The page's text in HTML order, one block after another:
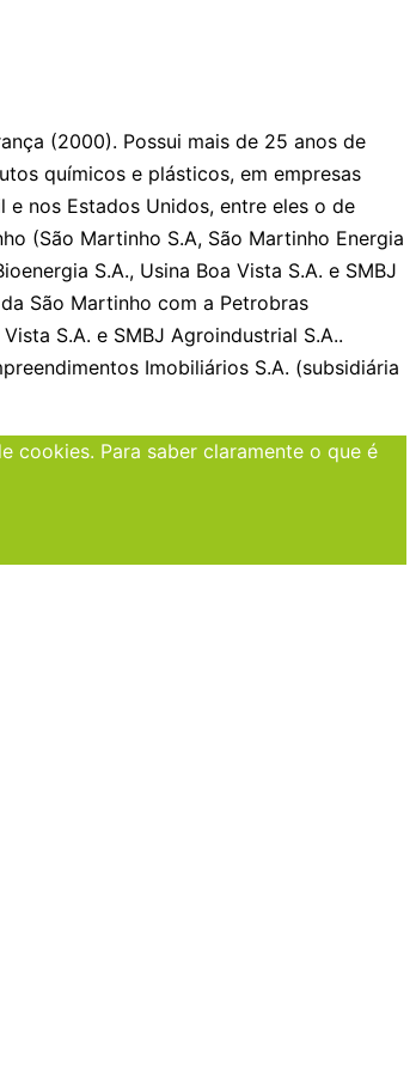
(2000). Possui mais de 25 anos de
químicos e plásticos, em empresas
nos Estados Unidos, entre eles o de
(São Martinho S.A, São Martinho Energia
S.A., Usina Boa Vista S.A. e SMBJ
São Martinho com a Petrobras
S.A. e SMBJ Agroindustrial S.A..
Imobiliários S.A. (subsidiária
cookies. Para saber claramente o que é